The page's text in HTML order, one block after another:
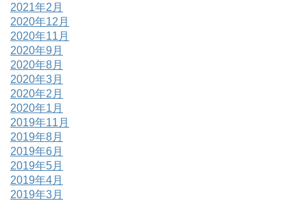
2021年2月
2020年12月
2020年11月
2020年9月
2020年8月
2020年3月
2020年2月
2020年1月
2019年11月
2019年8月
2019年6月
2019年5月
2019年4月
2019年3月